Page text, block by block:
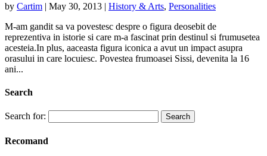
by Cartim | May 30, 2013 | History & Arts, Personalities
M-am gandit sa va povestesc despre o figura deosebit de
reprezentiva in istorie si care m-a fascinat prin destinul si frumusetea
acesteia.In plus, aaceasta figura iconica a avut un impact asupra
orasului in care locuiesc. Povestea frumoasei Sissi, devenita la 16
ani...
Search
Search for:
Recomand